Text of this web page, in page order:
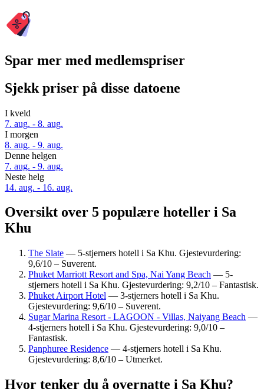
Spar mer med medlemspriser
Sjekk priser på disse datoene
I kveld
7. aug. - 8. aug.
I morgen
8. aug. - 9. aug.
Denne helgen
7. aug. - 9. aug.
Neste helg
14. aug. - 16. aug.
Oversikt over 5 populære hoteller i Sa
Khu
The Slate — 5-stjerners hotell i Sa Khu. Gjestevurdering:
9,6/10 – Suverent.
Phuket Marriott Resort and Spa, Nai Yang Beach — 5-
stjerners hotell i Sa Khu. Gjestevurdering: 9,2/10 – Fantastisk.
Phuket Airport Hotel — 3-stjerners hotell i Sa Khu.
Gjestevurdering: 9,6/10 – Suverent.
Sugar Marina Resort - LAGOON - Villas, Naiyang Beach —
4-stjerners hotell i Sa Khu. Gjestevurdering: 9,0/10 –
Fantastisk.
Panphuree Residence — 4-stjerners hotell i Sa Khu.
Gjestevurdering: 8,6/10 – Utmerket.
Hvor tenker du å overnatte i Sa Khu?